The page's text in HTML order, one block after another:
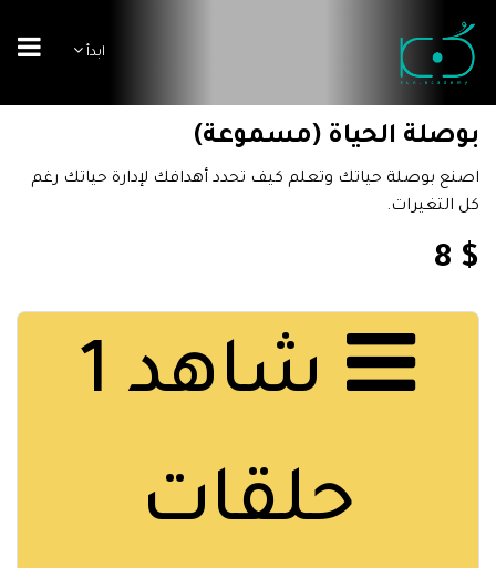
ابدأ
بوصلة الحياة (مسموعة)
اصنع بوصلة حياتك وتعلم كيف تحدد أهدافك لإدارة حياتك رغم
كل التغيرات.
$ 8
شاهد 1
حلقات